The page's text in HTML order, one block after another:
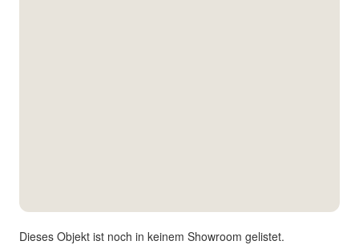
Deutsch
Dieses Objekt ist noch in keinem Showroom gelistet.